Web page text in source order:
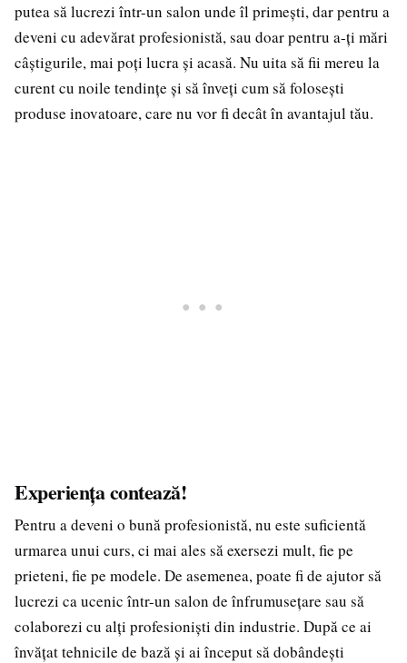
putea să lucrezi într-un salon unde îl primești, dar pentru a
deveni cu adevărat profesionistă, sau doar pentru a-ți mări
câștigurile, mai poți lucra și acasă. Nu uita să fii mereu la
curent cu noile tendințe și să înveți cum să folosești
produse inovatoare, care nu vor fi decât în avantajul tău.
Experiența contează!
Pentru a deveni o bună profesionistă, nu este suficientă
urmarea unui curs, ci mai ales să exersezi mult, fie pe
prieteni, fie pe modele. De asemenea, poate fi de ajutor să
lucrezi ca ucenic într-un salon de înfrumusețare sau să
colaborezi cu alți profesioniști din industrie. După ce ai
învățat tehnicile de bază și ai început să dobândești